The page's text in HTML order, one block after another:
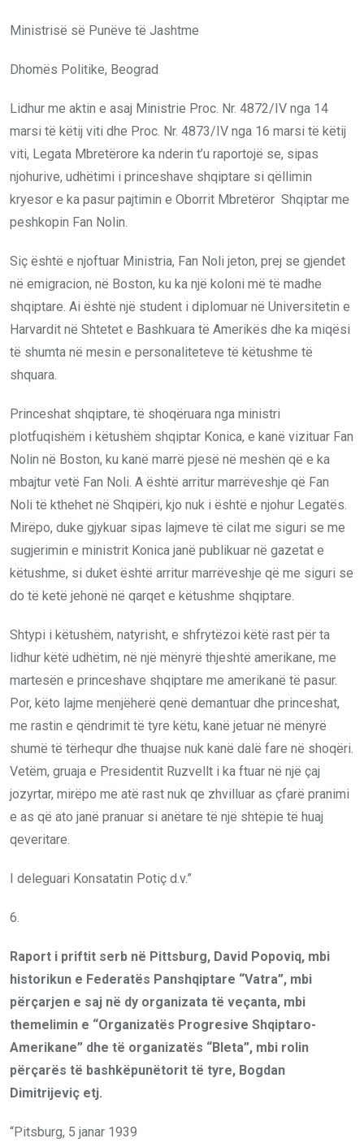
Ministrisë së Punëve të Jashtme
Dhomës Politike, Beograd
Lidhur me aktin e asaj Ministrie Proc. Nr. 4872/IV nga 14
marsi të këtij viti dhe Proc. Nr. 4873/IV nga 16 marsi të këtij
viti, Legata Mbretërore ka nderin t’u raportojë se, sipas
njohurive, udhëtimi i princeshave shqiptare si qëllimin
kryesor e ka pasur pajtimin e Oborrit Mbretëror Shqiptar me
peshkopin Fan Nolin.
Siç është e njoftuar Ministria, Fan Noli jeton, prej se gjendet
në emigracion, në Boston, ku ka një koloni më të madhe
shqiptare. Ai është një student i diplomuar në Universitetin e
Harvardit në Shtetet e Bashkuara të Amerikës dhe ka miqësi
të shumta në mesin e personaliteteve të këtushme të
shquara.
Princeshat shqiptare, të shoqëruara nga ministri
plotfuqishëm i këtushëm shqiptar Konica, e kanë vizituar Fan
Nolin në Boston, ku kanë marrë pjesë në meshën që e ka
mbajtur vetë Fan Noli. A është arritur marrëveshje që Fan
Noli të kthehet në Shqipëri, kjo nuk i është e njohur Legatës.
Mirëpo, duke gjykuar sipas lajmeve të cilat me siguri se me
sugjerimin e ministrit Konica janë publikuar në gazetat e
këtushme, si duket është arritur marrëveshje që me siguri se
do të ketë jehonë në qarqet e këtushme shqiptare.
Shtypi i këtushëm, natyrisht, e shfrytëzoi këtë rast për ta
lidhur këtë udhëtim, në një mënyrë thjeshtë amerikane, me
martesën e princeshave shqiptare me amerikanë të pasur.
Por, këto lajme menjëherë qenë demantuar dhe princeshat,
me rastin e qëndrimit të tyre këtu, kanë jetuar në mënyrë
shumë të tërhequr dhe thuajse nuk kanë dalë fare në shoqëri.
Vetëm, gruaja e Presidentit Ruzvellt i ka ftuar në një çaj
jozyrtar, mirëpo me atë rast nuk qe zhvilluar as çfarë pranimi
e as që ato janë pranuar si anëtare të një shtëpie të huaj
qeveritare.
I deleguari Konsatatin Potiç d.v.”
6.
Raport i priftit serb në Pittsburg, David Popoviq, mbi
historikun e Federatës Panshqiptare “Vatra”, mbi
përçarjen e saj në dy organizata të veçanta, mbi
themelimin e “Organizatës Progresive Shqiptaro-
Amerikane” dhe të organizatës “Bleta”, mbi rolin
përçarës të bashkëpunëtorit të tyre, Bogdan
Dimitrijeviç etj.
“Pitsburg, 5 janar 1939